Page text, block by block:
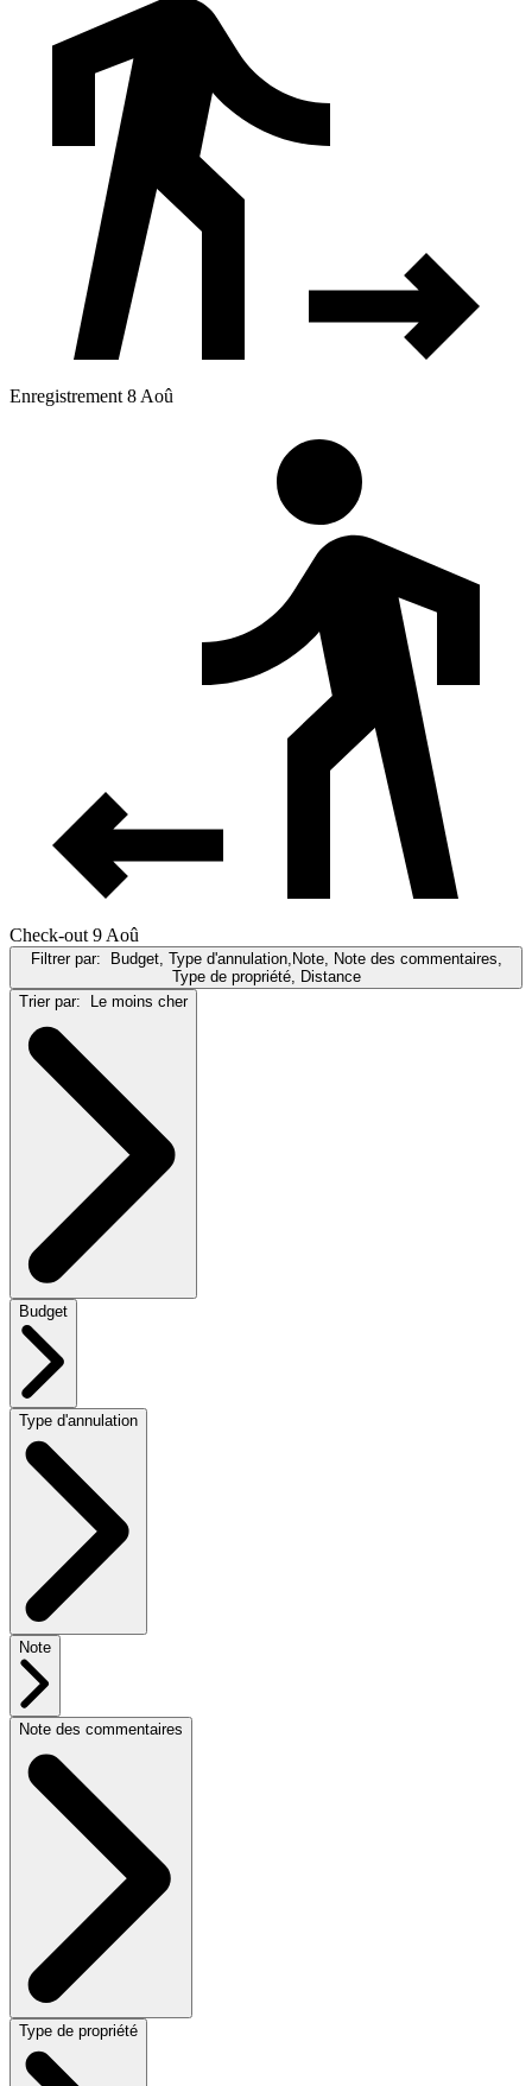
Enregistrement 8 Aoû
Check-out 9 Aoû
Filtrer par:
Budget, Type d'annulation,Note, Note des commentaires,
Type de propriété, Distance
Trier par:
Le moins cher
Budget
Type d'annulation
Note
Note des commentaires
Type de propriété